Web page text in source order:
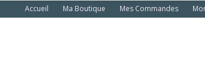
au
Accueil Ma Boutique Mes Commandes